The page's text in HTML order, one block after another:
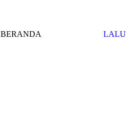
LALU
BERANDA